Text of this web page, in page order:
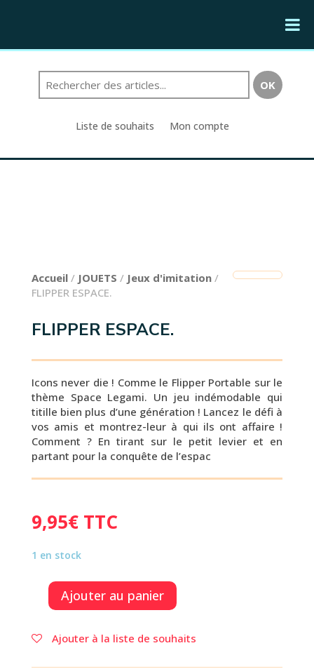
Liste de souhaits Mon compte
Accueil/ JOUETS / Jeux d'imitation/
FLIPPER ESPACE.
FLIPPER ESPACE.
Icons never die ! Comme le Flipper Portable sur le
thème Space Legami. Un jeu indémodable qui
titille bien plus d’une génération ! Lancez le défi à
vos amis et montrez-leur à qui ils ont affaire !
Comment ? En tirant sur le petit levier et en
partant pour la conquête de l’espac
9,95€ TTC
1 en stock
quantité
FLIPPER
ESPACE.
Ajouter au panier
Ajouter à la liste de souhaits